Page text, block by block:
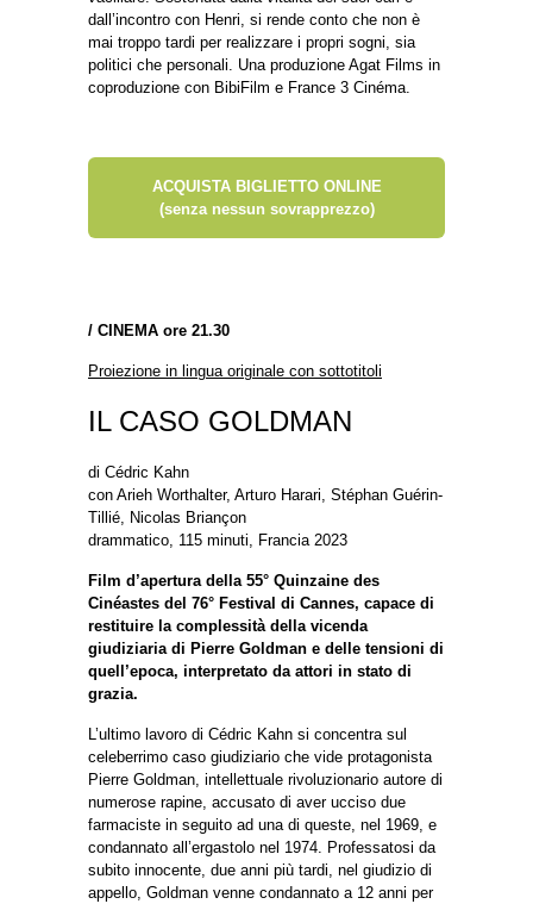
dall’incontro con Henri, si rende conto che non è
mai troppo tardi per realizzare i propri sogni, sia
politici che personali. Una produzione Agat Films in
coproduzione con BibiFilm e France 3 Cinéma.
ACQUISTA BIGLIETTO ONLINE
(senza nessun sovrapprezzo)
/ CINEMA ore 21.30
Proiezione in lingua originale con sottotitoli
IL CASO GOLDMAN
di Cédric Kahn
con Arieh Worthalter, Arturo Harari, Stéphan Guérin-
Tillié, Nicolas Briançon
drammatico, 115 minuti, Francia 2023
Film d’apertura della 55° Quinzaine des
Cinéastes del 76° Festival di Cannes, capace di
restituire la complessità della vicenda
giudiziaria di Pierre Goldman e delle tensioni di
quell’epoca, interpretato da attori in stato di
grazia.
L’ultimo lavoro di Cédric Kahn si concentra sul
celeberrimo caso giudiziario che vide protagonista
Pierre Goldman, intellettuale rivoluzionario autore di
numerose rapine, accusato di aver ucciso due
farmaciste in seguito ad una di queste, nel 1969, e
condannato all’ergastolo nel 1974. Professatosi da
subito innocente, due anni più tardi, nel giudizio di
appello, Goldman venne condannato a 12 anni per